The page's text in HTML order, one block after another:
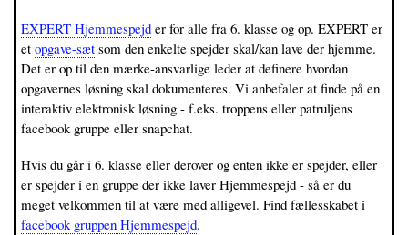
EXPERT Hjemmespejder for alle fra 6. klasse og op. EXPERT er
et opgave-sæt som den enkelte spejder skal/kan lave der hjemme.
Det er op til den mærke-ansvarlige leder at definere hvordan
opgavernes løsning skal dokumenteres. Vi anbefaler at finde på en
interaktiv elektronisk løsning - f.eks. troppens eller patruljens
facebook gruppe eller snapchat.
Hvis du går i 6. klasse eller derover og enten ikke er spejder, eller
er spejder i en gruppe der ikke laver Hjemmespejd - så er du
meget velkommen til at være med alligevel. Find fællesskabet i
facebook gruppen Hjemmespejd.